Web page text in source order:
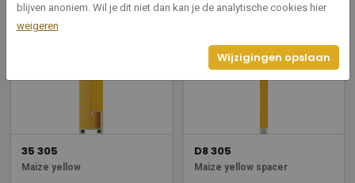
Gerelateerde producten
35 305
Maize yellow
D8 305
Maize yellow spacer
blijven anoniem. Wil je dit niet dan kan je de analytische cookies hier
weigeren
Wijzigingen opslaan